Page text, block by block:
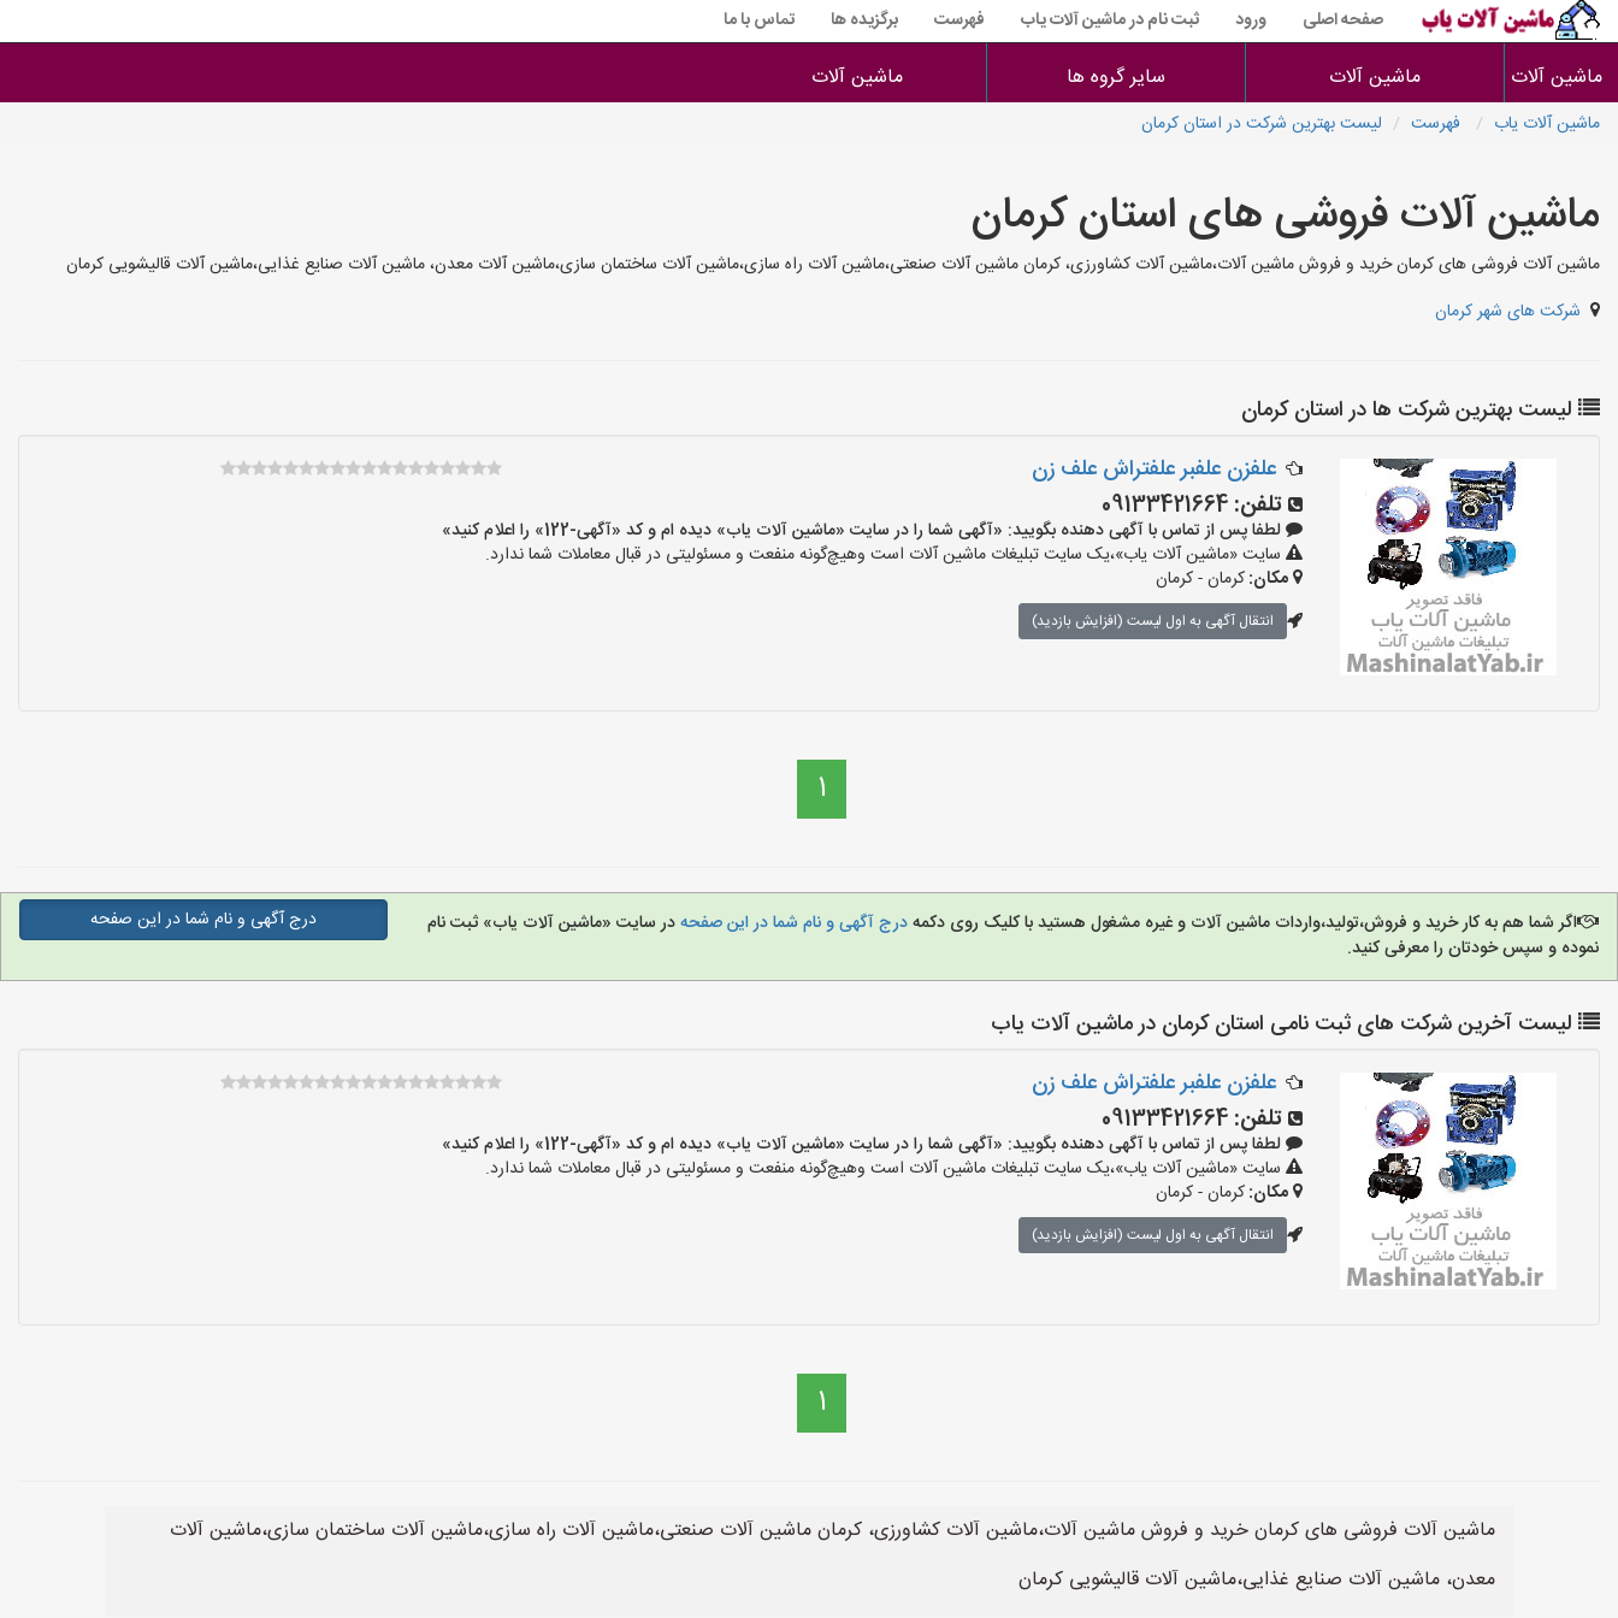
صفحه اصلی ورود ثبت نام در ماشین آلات یاب فهرست برگزیده ها تماس با ما
ماشین آلات ماشین آلات سایر گروه ها ماشین آلات
ماشین آلات یاب فهرست لیست بهترین شرکت در استان کرمان
ماشین آلات فروشی های استان کرمان
ماشین آلات فروشی های کرمان خرید و فروش ماشین آلات،ماشین آلات کشاورزی، کرمان ماشین آلات صنعتی،ماشین آلات راه سازی،ماشین آلات ساختمان سازی،ماشین آلات معدن، ماشین آلات صنایع غذایی،ماشین آلات قالیشویی کرمان
شرکت های شهر کرمان
لیست بهترین شرکت ها در استان کرمان
علفزن علفبر علفتراش علف زن
تلفن: 09133421664
لطفا پس از تماس با آگهی دهنده بگویید: «آگهی شما را در سایت «ماشین آلات یاب» دیده ام و کد «آگهی-122» را اعلام کنید»
سایت «ماشین آلات یاب»،یک سایت تبلیغات ماشین آلات است وهیچ‌گونه منفعت و مسئولیتی در قبال معاملات شما ندارد.
مکان:کرمان - کرمان
انتقال آگهی به اول لیست (افزایش بازدید)
1
اگر شما هم به کار خرید و فروش،تولید،واردات ماشین آلات و غیره مشغول هستید با کلیک روی دکمهدرج آگهی و نام شما در این صفحهدر سایت «ماشین آلات یاب» ثبت نام
نموده و سپس خودتان را معرفی کنید.
درج آگهی و نام شما در این صفحه
لیست آخرین شرکت های ثبت نامی استان کرمان در ماشین آلات یاب
علفزن علفبر علفتراش علف زن
تلفن: 09133421664
لطفا پس از تماس با آگهی دهنده بگویید: «آگهی شما را در سایت «ماشین آلات یاب» دیده ام و کد «آگهی-122» را اعلام کنید»
سایت «ماشین آلات یاب»،یک سایت تبلیغات ماشین آلات است وهیچ‌گونه منفعت و مسئولیتی در قبال معاملات شما ندارد.
مکان:کرمان - کرمان
انتقال آگهی به اول لیست (افزایش بازدید)
1
ماشین آلات فروشی های کرمان خرید و فروش ماشین آلات،ماشین آلات کشاورزی، کرمان ماشین آلات صنعتی،ماشین آلات راه سازی،ماشین آلات ساختمان سازی،ماشین آلات
معدن، ماشین آلات صنایع غذایی،ماشین آلات قالیشویی کرمان